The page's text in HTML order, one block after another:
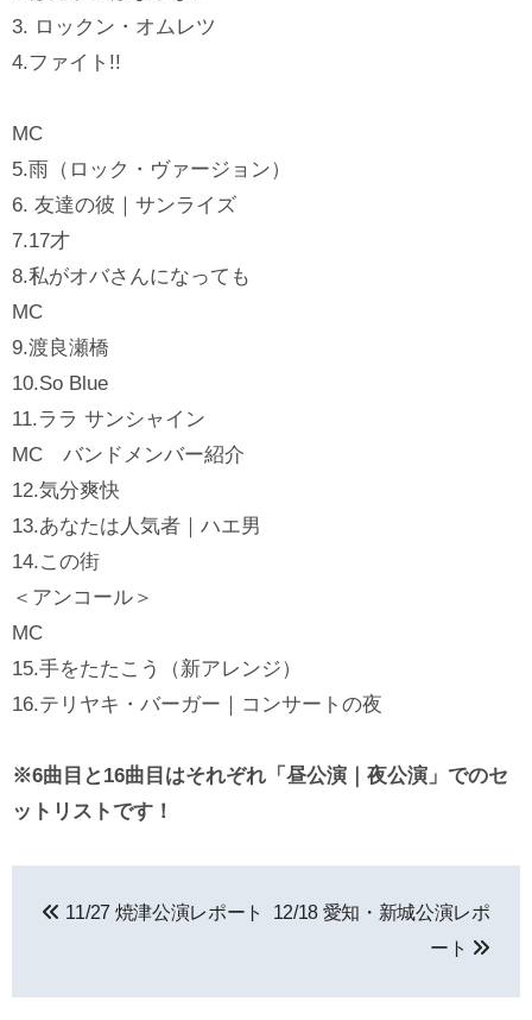
3. ロックン・オムレツ
4.ファイト!!
MC
5.雨（ロック・ヴァージョン）
6. 友達の彼｜サンライズ
7.17才
8.私がオバさんになっても
MC
9.渡良瀬橋
10.So Blue
11.ララ サンシャイン
MC バンドメンバー紹介
12.気分爽快
13.あなたは人気者｜ハエ男
14.この街
＜アンコール＞
MC
15.手をたたこう（新アレンジ）
16.テリヤキ・バーガー｜コンサートの夜
※6曲目と16曲目はそれぞれ「昼公演｜夜公演」でのセ
ットリストです！
11/27 焼津公演レポート
12/18 愛知・新城公演レポ
ート